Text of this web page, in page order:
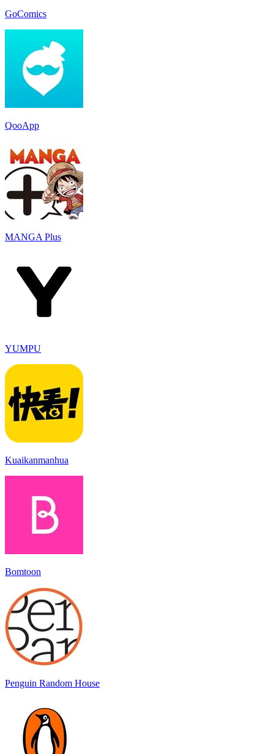
GoComics
QooApp
MANGA Plus
YUMPU
Kuaikanmanhua
Bomtoon
Penguin Random House